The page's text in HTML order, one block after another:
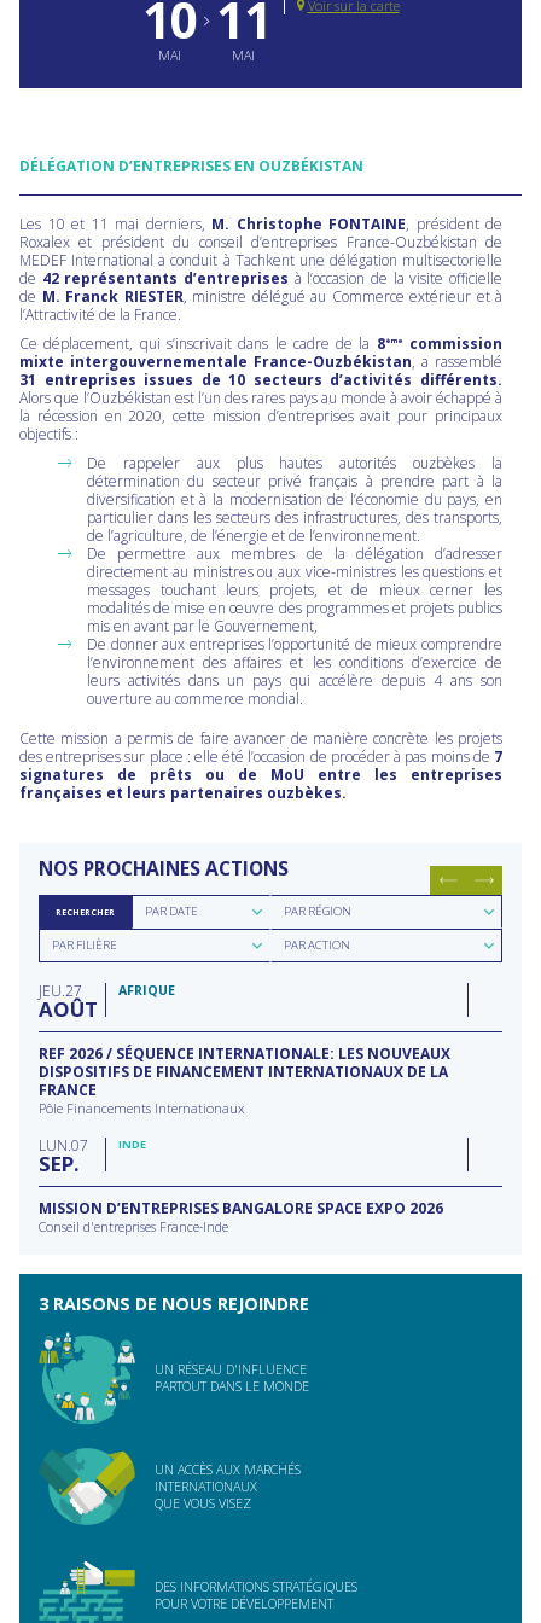
10
MAI
11
MAI
Voir sur la carte
DÉLÉGATION D’ENTREPRISES EN OUZBÉKISTAN
Les 10 et 11 mai derniers, M. Christophe FONTAINE, président de
Roxalex et président du conseil d’entreprises France-Ouzbékistan de
MEDEF International a conduit à Tachkent une délégation multisectorielle
de 42 représentants d’entreprises à l’occasion de la visite officielle
de M. Franck RIESTER, ministre délégué au Commerce extérieur et à
l’Attractivité de la France.
Ce déplacement, qui s’inscrivait dans le cadre de la 8ème
commission
mixte intergouvernementale France-Ouzbékistan, a rassemblé
31 entreprises issues de 10 secteurs d’activités différents.
Alors que l’Ouzbékistan est l’un des rares pays au monde à avoir échappé à
la récession en 2020, cette mission d’entreprises avait pour principaux
objectifs :
De rappeler aux plus hautes autorités ouzbèkes la
détermination du secteur privé français à prendre part à la
diversification et à la modernisation de l’économie du pays, en
particulier dans les secteurs des infrastructures, des transports,
de l’agriculture, de l’énergie et de l’environnement.
De permettre aux membres de la délégation d’adresser
directement au ministres ou aux vice-ministres les questions et
messages touchant leurs projets, et de mieux cerner les
modalités de mise en œuvre des programmes et projets publics
mis en avant par le Gouvernement,
De donner aux entreprises l’opportunité de mieux comprendre
l’environnement des affaires et les conditions d’exercice de
leurs activités dans un pays qui accélère depuis 4 ans son
ouverture au commerce mondial.
Cette mission a permis de faire avancer de manière concrète les projets
des entreprises sur place : elle été l’occasion de procéder à pas moins de 7
signatures de prêts ou de MoU entre les entreprises
françaises et leurs partenaires ouzbèkes.
NOS PROCHAINES ACTIONS
RECHERCHER
Rechercher
parPAR DATE
Rechercher
par
région
PAR RÉGION
Rechercher
parPAR FILIÈRE
Rechercher
parPAR ACTION
JEU 27
AOÛT
AFRIQUE
REF 2026 / SÉQUENCE INTERNATIONALE: LES NOUVEAUX
DISPOSITIFS DE FINANCEMENT INTERNATIONAUX DE LA
FRANCE
Pôle Financements Internationaux
LUN 07
SEP
INDE
MISSION D’ENTREPRISES BANGALORE SPACE EXPO 2026
Conseil d'entreprises France-Inde
3 RAISONS DE NOUS REJOINDRE
UN RÉSEAU D'INFLUENCE
PARTOUT DANS LE MONDE
UN ACCÈS AUX MARCHÉS
INTERNATIONAUX
QUE VOUS VISEZ
DES INFORMATIONS STRATÉGIQUES
POUR VOTRE DÉVELOPPEMENT